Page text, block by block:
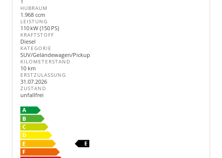
HUBRAUM
1.968 ccm
LEISTUNG
110 kW (150 PS)
KRAFTSTOFF
Diesel
KATEGORIE
SUV/Geländewagen/Pickup
KILOMETERSTAND
10 km
ERSTZULASSUNG
31.07.2026
ZUSTAND
unfallfrei